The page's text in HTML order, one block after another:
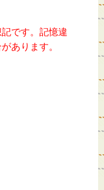
です。記憶違
あります。